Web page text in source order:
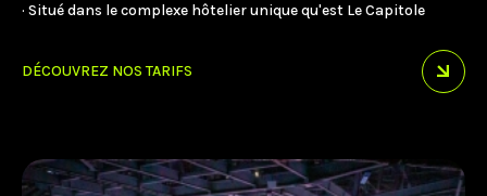
· Situé dans le complexe hôtelier unique qu'est Le Capitole
DÉCOUVREZ NOS TARIFS